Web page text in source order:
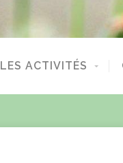
LES ACTIVITÉS